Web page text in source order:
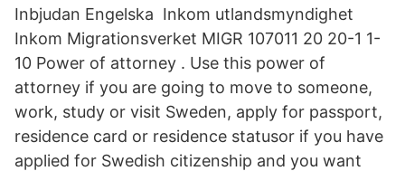
Inbjudan Engelska Inkom utlandsmyndighet
Inkom Migrationsverket MIGR 107011 20 20-1 1-
10 Power of attorney . Use this power of
attorney if you are going to move to someone,
work, study or visit Sweden, apply for passport,
residence card or residence statusor if you have
applied for Swedish citizenship and you want